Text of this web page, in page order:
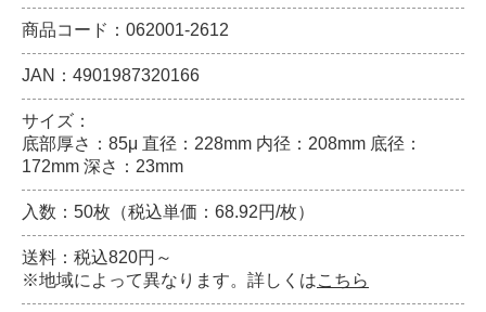
商品コード：062001-2612
JAN：4901987320166
サイズ：
底部厚さ：85μ 直径：228mm 内径：208mm 底径：
172mm 深さ：23mm
入数：50枚（税込単価：68.92円/枚）
送料：税込820円～
※地域によって異なります。詳しくはこちら